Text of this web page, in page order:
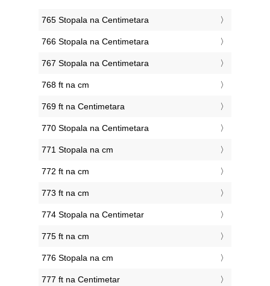
765 Stopala na Centimetara
766 Stopala na Centimetara
767 Stopala na Centimetara
768 ft na cm
769 ft na Centimetara
770 Stopala na Centimetara
771 Stopala na cm
772 ft na cm
773 ft na cm
774 Stopala na Centimetar
775 ft na cm
776 Stopala na cm
777 ft na Centimetar